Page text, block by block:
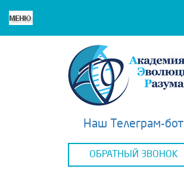
Наш Телеграм-бот
ОБРАТНЫЙ ЗВОНОК